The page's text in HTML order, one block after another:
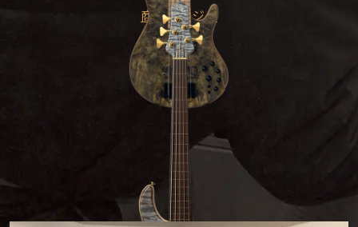
商品ページへ
LS549 #490